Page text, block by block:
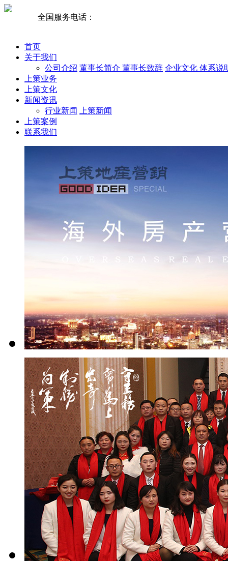
全国服务电话：
首页
关于我们
公司介绍 董事长简介 董事长致辞 企业文化 体系说
上策业务
上策文化
新闻资讯
行业新闻
上策新闻
上策案例
联系我们